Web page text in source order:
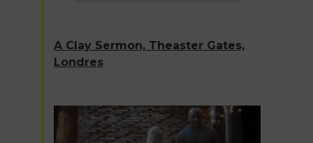
A Clay Sermon, Theaster Gates,
Londres